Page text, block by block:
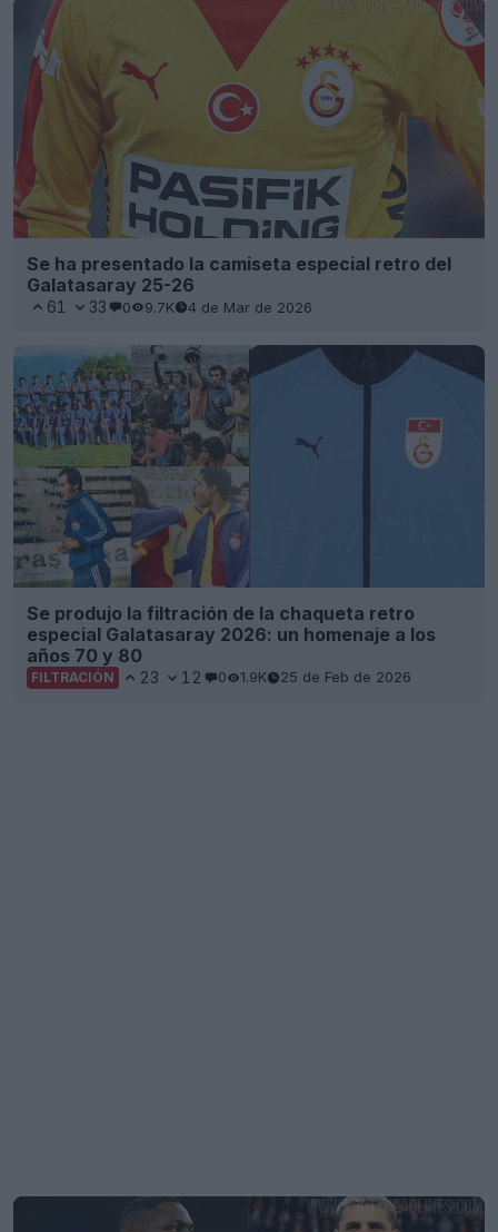
Se ha presentado la camiseta especial retro del
Galatasaray 25-26
61 33 0 9.7K 4 de Mar de 2026
Se produjo la filtración de la chaqueta retro
especial Galatasaray 2026: un homenaje a los
años 70 y 80
FILTRACIÓN 23 12 0 1.9K 25 de Feb de 2026